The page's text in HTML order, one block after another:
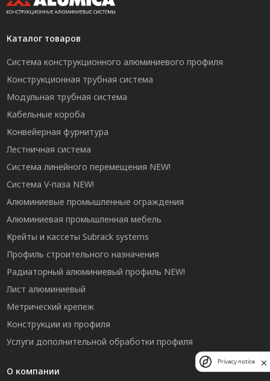
Каталог товаров
Система конструкционного алюминиевого профиля
Конструкционная трубная система
Модульная трубная система
Кабельные короба
Конвейерная фурнитура
Лестничная система
Система линейного перемещения NEW!
Система V-паза NEW!
Алюминиевые промышленные ограждения
Алюминиевая промышленная мебель
Крейты и кассеты Subrack systems
Профиль строительного назначения
Радиаторный алюминиевый профиль NEW!
Лист алюминиевый
Метрический крепеж
Конструкции из профиля
Услуги дополнительной обработки профиля
О компании
Privacy notice